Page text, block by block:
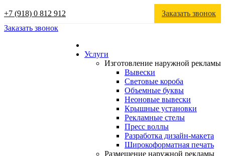
+7 (918) 0 812 912
Заказать звонок
Заказать звонок
Услуги
Изготовление наружной рекламы
Вывески
Световые короба
Объемные буквы
Неоновые вывески
Крышные установки
Рекламные стелы
Пресс воллы
Разработка дизайн-макета
Широкоформатная печать
Размещение наружной рекламы